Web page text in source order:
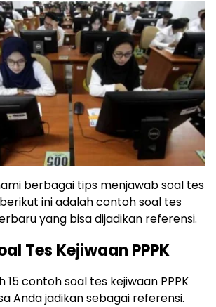
berbagai tips menjawab soal tes
ini adalah contoh soal tes
yang bisa dijadikan referensi.
Tes Kejiwaan PPPK
15 contoh soal tes kejiwaan PPPK
Anda jadikan sebagai referensi.